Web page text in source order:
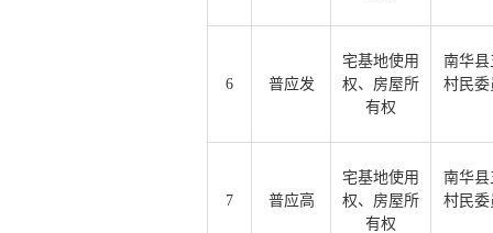
6 普应发
宅基地使用
权、房屋所
有权
南华
村民
7 普应高
宅基地使用
权、房屋所
有权
南华
村民